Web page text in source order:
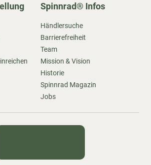
Spinnrad® Infos
Händlersuche
Barrierefreiheit
Team
Mission & Vision
Historie
Spinnrad Magazin
Jobs